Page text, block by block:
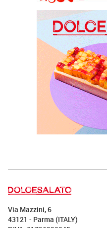
Via Mazzini, 6
43121 - Parma (ITALY)